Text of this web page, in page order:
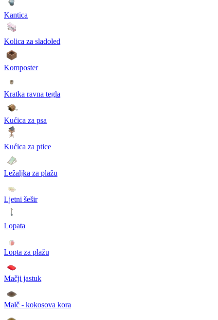
Kantica
Kolica za sladoled
Komposter
Kratka ravna tegla
Kućica za psa
Kućica za ptice
Ležaljka za plažu
Ljetni šešir
Lopata
Lopta za plažu
Mačji jastuk
Malč - kokosova kora